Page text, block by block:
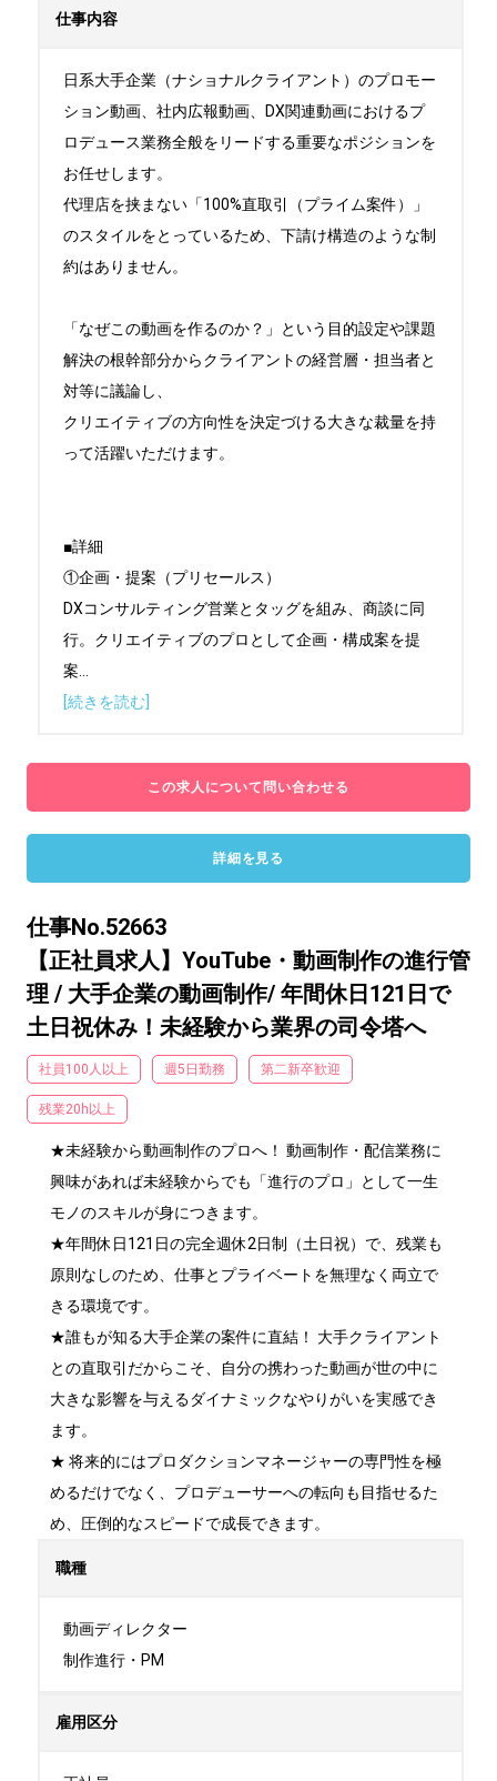
仕事内容
日系大手企業（ナショナルクライアント）のプロモー
ション動画、社内広報動画、DX関連動画におけるプ
ロデュース業務全般をリードする重要なポジションを
お任せします。
代理店を挟まない「100%直取引（プライム案件）」
のスタイルをとっているため、下請け構造のような制
約はありません。
「なぜこの動画を作るのか？」という目的設定や課題
解決の根幹部分からクライアントの経営層・担当者と
対等に議論し、
クリエイティブの方向性を決定づける大きな裁量を持
って活躍いただけます。
■詳細
①企画・提案（プリセールス）
DXコンサルティング営業とタッグを組み、商談に同
行。クリエイティブのプロとして企画・構成案を提
案
[続きを読む]
この求人について問い合わせる
詳細を見る
仕事No.52663
【正社員求人】YouTube・動画制作の進行管
理 / 大手企業の動画制作/ 年間休日121日で
土日祝休み！未経験から業界の司令塔へ
社員100人以上 週5日勤務 第二新卒歓迎
残業20h以上
★未経験から動画制作のプロへ！ 動画制作・配信業務に
興味があれば未経験からでも「進行のプロ」として一生
モノのスキルが身につきます。
★年間休日121日の完全週休2日制（土日祝）で、残業も
原則なしのため、仕事とプライベートを無理なく両立で
きる環境です。
★誰もが知る大手企業の案件に直結！ 大手クライアント
との直取引だからこそ、自分の携わった動画が世の中に
大きな影響を与えるダイナミックなやりがいを実感でき
ます。
★ 将来的にはプロダクションマネージャーの専門性を極
めるだけでなく、プロデューサーへの転向も目指せるた
め、圧倒的なスピードで成長できます。
職種
動画ディレクター
制作進行・PM
雇用区分